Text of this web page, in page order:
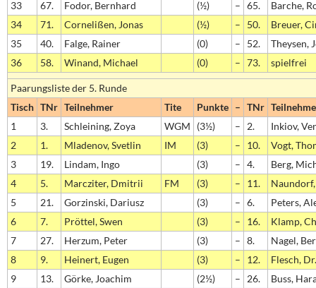
33
67. Fodor, Bernhard (½) – 65.
Barche,
34
71. Cornelißen, Jonas (½) – 50.
Breuer,
35
40. Falge, Rainer (0) – 52.
Theysen,
36
58. Winand, Michael (0) – 73. spielfrei
Paarungsliste der 5. Runde
Tisch TNr Teilnehmer Tite Punkte – TNr
1
3. Schleining, Zoya WGM (3½) – 2.
Inkiov,
2
1. Mladenov, Svetlin IM (3) – 10.
Vogt,
3
19. Lindam, Ingo (3) – 4.
Berg,
4
5. Marcziter, Dmitrii FM (3) – 11.
5
21. Gorzinski, Dariusz (3) – 6.
Peters,
6
7. Pröttel, Swen (3) – 16.
Klamp,
7
27. Herzum, Peter (3) – 8.
Nagel,
8
9. Heinert, Eugen (3) – 12.
Flesch,
9
13. Görke, Joachim (2½) – 26.
Buss,